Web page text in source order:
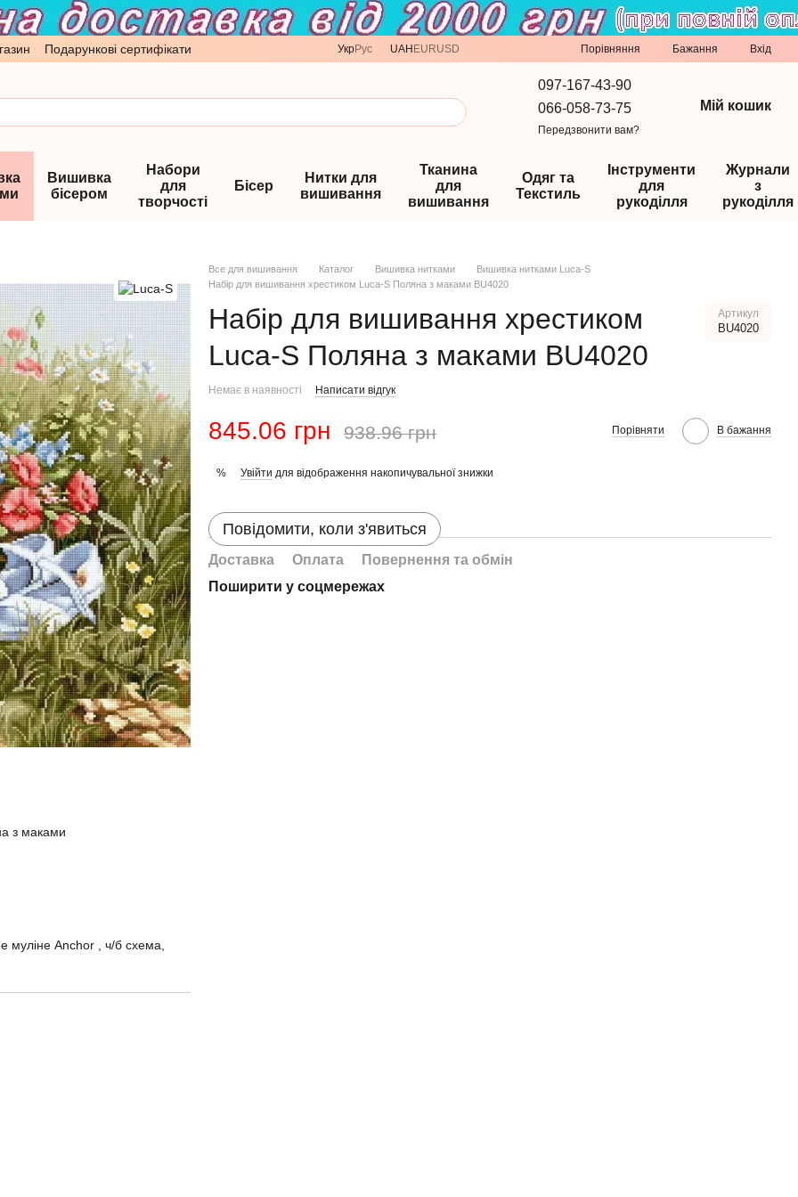
Подарункові сертифікати УкрРус UAH EURUSD Порівняння Бажання Вхід
097-167-43-90
066-058-73-75
Передзвонити вам?
Мій кошик
Вишивка
бісером
Набори
для
творчості
Бісер
Нитки для
вишивання
Тканина
для
вишивання
Одяг та
Текстиль
Інструменти
для
рукоділля
Журнали
з
рукоділля
з маками
муліне Anchor , ч/б схема,
Все для вишивання Каталог Вишивка нитками
Вишивка нитками Luca-S
Набір для вишивання хрестиком Luca-S Поляна з маками BU4020
Набір для вишивання хрестиком
Luca-S Поляна з маками BU4020
Артикул
BU4020
Немає в наявності Написати відгук
845.06 грн 938.96 грн Порівняти В бажання
% Увійти для відображення накопичувальної знижки
Повідомити, коли з'явиться
Доставка Оплата
Повернення та обмін
Поширити у соцмережах